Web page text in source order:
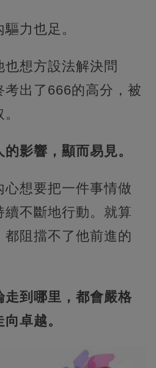
力也足。
想方設法解決問
考出了666的高分，被
影響，顯而易見。
心想要把一件事情做
續不斷地行動。就算
阻擋不了他前進的
走到哪里，都會嚴格
卓越。